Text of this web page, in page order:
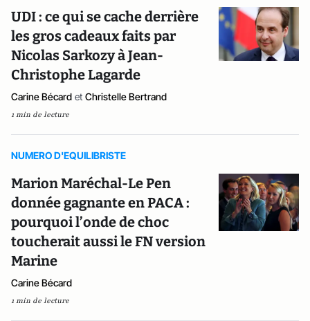
UDI : ce qui se cache derrière
les gros cadeaux faits par
Nicolas Sarkozy à Jean-
Christophe Lagarde
Carine Bécard et Christelle Bertrand
1 min de lecture
NUMERO D'EQUILIBRISTE
Marion Maréchal-Le Pen
donnée gagnante en PACA :
pourquoi l’onde de choc
toucherait aussi le FN version
Marine
Carine Bécard
1 min de lecture